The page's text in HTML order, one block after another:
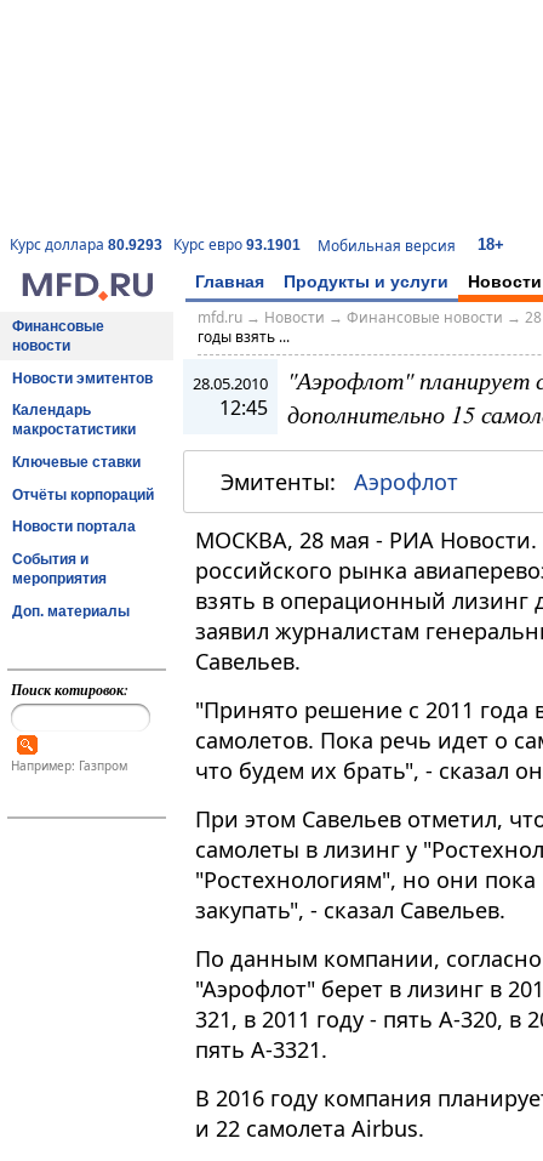
Курс доллара 80.9293 Курс евро 93.1901 Мобильная версия 18+
Главная Продукты и услуги Новости
Финансовые
новости
Новости эмитентов
Календарь
макростатистики
Ключевые ставки
Отчёты корпораций
Новости портала
События и
мероприятия
Доп. материалы
Поиск котировок:
Например: Газпром
mfd.ru→ Новости → Финансовые новости →
годы взять ...
28.05.2010
12:45
"Аэрофлот" планирует
дополнительно 15
Эмитенты: Аэрофлот
МОСКВА, 28 мая - РИА
российского рынка
взять в операционный лизинг
заявил журналистам
Савельев.
"Принято решение с 2011 года
самолетов. Пока речь идет о
что будем их брать", - сказал
При этом Савельев отметил,
самолеты в лизинг у
"Ростехнологиям", но они
закупать", - сказал Савельев.
По данным компании,
"Аэрофлот" берет в лизинг в
321, в 2011 году - пять A-320, в
пять A-3321.
В 2016 году компания
и 22 самолета Airbus.